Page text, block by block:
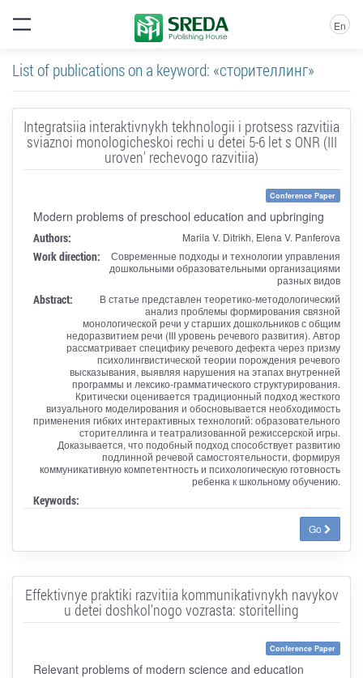
En
List of publications on a keyword: «сторителлинг»
Integratsiia interaktivnykh tekhnologii i protsess razvitiia
sviaznoi monologicheskoi rechi u detei 5-6 let s ONR (III
uroven' rechevogo razvitiia)
Conference Paper
Modern problems of preschool education and upbringing
Authors: Mariia V. Ditrikh, Elena V. Panferova
Work direction:
Современные подходы и технологии управления
дошкольными образовательными организациями
разных видов
Abstract:
В статье представлен теоретико-методологический
анализ проблемы формирования связной
монологической речи у старших дошкольников с общим
недоразвитием речи (III уровень речевого развития). Автор
рассматривает специфику речевого дефекта через призму
психолингвистической теории порождения речевого
высказывания, выявляя нарушения на этапах внутренней
программы и лексико-грамматического структурирования.
Критически оценивается традиционный подход жесткого
визуального моделирования и обосновывается необходимость
применения гибких интерактивных технологий: образовательного
сторителлинга и театрализованной режиссерской игры.
Доказывается, что подобный подход способствует развитию
подлинной речевой самостоятельности, формируя
коммуникативную компетентность и психологическую готовность
ребенка к школьному обучению.
Keywords:
Go
Effektivnye praktiki razvitiia kommunikativnykh navykov
u detei doshkol'nogo vozrasta: storitelling
Conference Paper
Relevant problems of modern science and education